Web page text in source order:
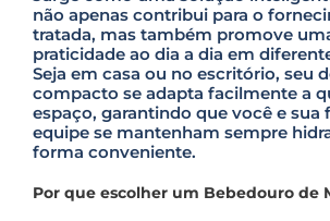
não apenas contribui para o
tratada, mas também promove
praticidade ao dia a dia em
Seja em casa ou no escritório, seu
compacto se adapta facilmente a
espaço, garantindo que você e sua
equipe se mantenham sempre
forma conveniente.
Por que escolher um Bebedouro de